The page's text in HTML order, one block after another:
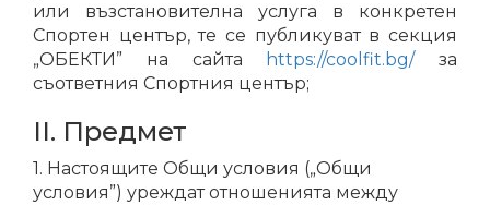
или възстановителна услуга в конкретен
Спортен център, те се публикуват в секция
„ОБЕКТИ” на сайта
https://coolfit.bg/за
съответния Спортния център;
II. Предмет
1. Настоящите Общи условия („Общи
условия”) уреждат отношенията между